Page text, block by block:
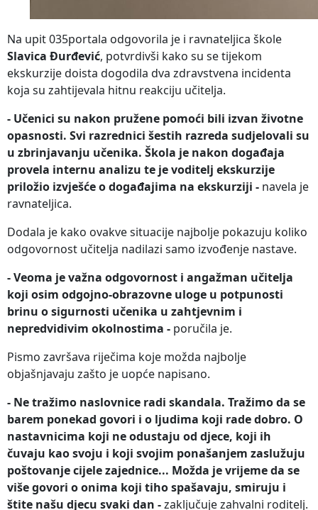
Na upit 035portala odgovorila je i ravnateljica škole
Slavica Đurđević, potvrdivši kako su se tijekom
ekskurzije doista dogodila dva zdravstvena incidenta
koja su zahtijevala hitnu reakciju učitelja.
- Učenici su nakon pružene pomoći bili izvan životne
opasnosti. Svi razrednici šestih razreda sudjelovali su
u zbrinjavanju učenika. Škola je nakon događaja
provela internu analizu te je voditelj ekskurzije
priložio izvješće o događajima na ekskurziji - navela je
ravnateljica.
Dodala je kako ovakve situacije najbolje pokazuju koliko
odgovornost učitelja nadilazi samo izvođenje nastave.
- Veoma je važna odgovornost i angažman učitelja
koji osim odgojno-obrazovne uloge u potpunosti
brinu o sigurnosti učenika u zahtjevnim i
nepredvidivim okolnostima - poručila je.
Pismo završava riječima koje možda najbolje
objašnjavaju zašto je uopće napisano.
- Ne tražimo naslovnice radi skandala. Tražimo da se
barem ponekad govori i o ljudima koji rade dobro. O
nastavnicima koji ne odustaju od djece, koji ih
čuvaju kao svoju i koji svojim ponašanjem zaslužuju
poštovanje cijele zajednice... Možda je vrijeme da se
više govori o onima koji tiho spašavaju, smiruju i
štite našu djecu svaki dan -zaključuje zahvalni roditelj.